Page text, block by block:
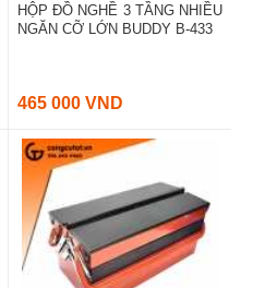
HỘP ĐỒ NGHỀ 3 TẦNG NHIỀU
NGĂN CỠ LỚN BUDDY B-433
465 000 VND